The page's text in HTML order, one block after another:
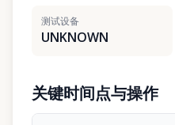
测试设备
UNKNOWN
关键时间点与操作